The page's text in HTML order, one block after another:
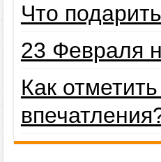
Что
23 Февраля
Как